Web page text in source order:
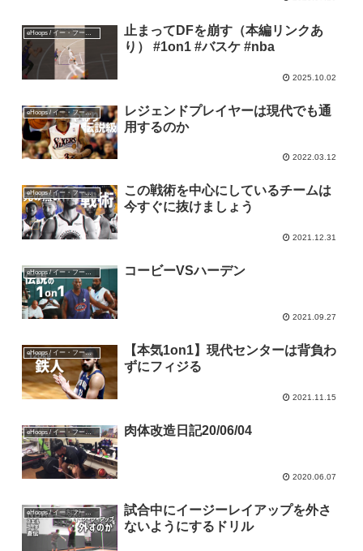
止まってDFを崩す（本編リンクあ
り） #1on1 #バスケ #nba
2025.10.02
eHoops / イー・フープス
レジェンドプレイヤーは現代でも通
用するのか
2022.03.12
eHoops / イー・フープス
この戦術を中心にしているチームは
今すぐに抜けましょう
2021.12.31
eHoops / イー・フープス コービーVSハーデン
2021.09.27
eHoops / イー・フープス
【本気1on1】現代センターは背負わ
ずにフィジる
2021.11.15
eHoops / イー・フープス 肉体改造日記20/06/04
2020.06.07
試合中にイージーレイアップを外さ
ないようにするドリル